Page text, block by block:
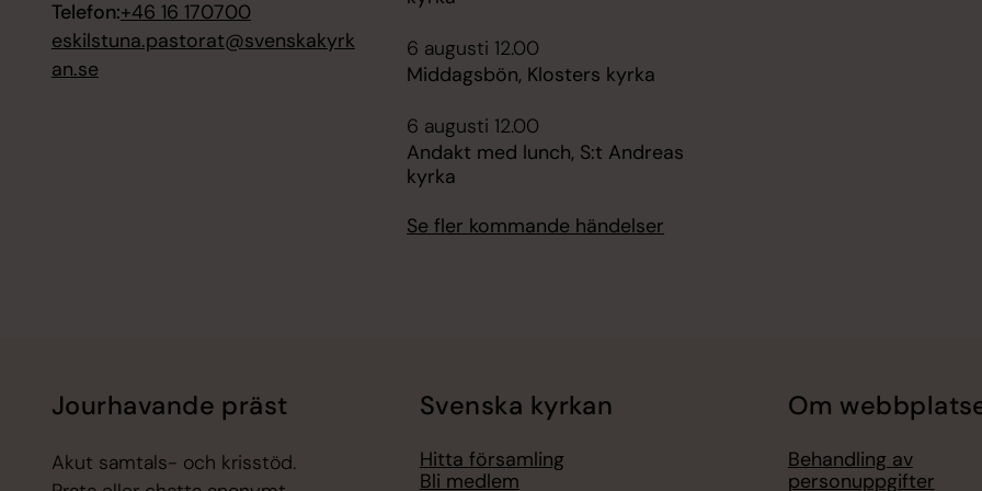
Telefon:+46 16 170700
eskilstuna.pastorat@svenskakyrk
an.se
6 augusti 12.00
Middagsbön, Klosters kyrka
6 augusti 12.00
Andakt med lunch, S:t Andreas
kyrka
Se fler kommande händelser
Jourhavande präst
Akut samtals- och krisstöd.
Svenska kyrkan
Hitta församling
Bli medlem
Om
Behandling av
personuppgifter